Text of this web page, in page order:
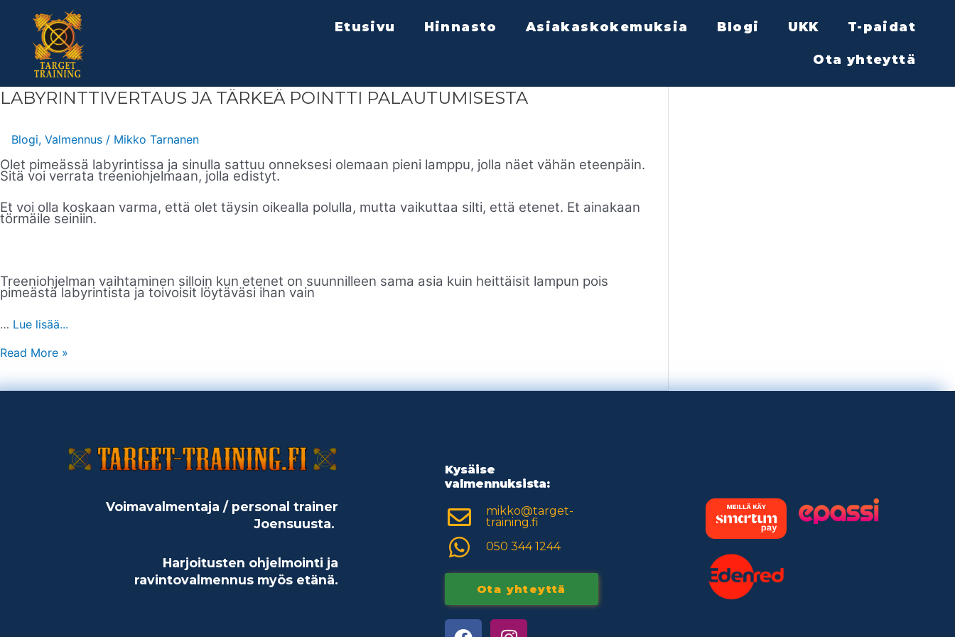
content
Etusivu Hinnasto Asiakaskokemuksia Blogi UKK T-paidat
Ota yhteyttä
LABYRINTTIVERTAUS JA TÄRKEÄ POINTTI PALAUTUMISESTA
Blogi, Valmennus / Mikko Tarnanen
Olet pimeässä labyrintissa ja sinulla sattuu onneksesi olemaan pieni lamppu, jolla näet vähän eteenpäin.
Sitä voi verrata treeniohjelmaan, jolla edistyt.
Et voi olla koskaan varma, että olet täysin oikealla polulla, mutta vaikuttaa silti, että etenet. Et ainakaan
törmäile seiniin.
Treeniohjelman vaihtaminen silloin kun etenet on suunnilleen sama asia kuin heittäisit lampun pois
pimeästä labyrintista ja toivoisit löytäväsi ihan vain
… Lue lisää...
LABYRINTTIVERTAUS
JA
PALAUTUMISESTA
Read More »
Voimavalmentaja / personal trainer
Joensuusta.
Harjoitusten ohjelmointi ja
ravintovalmennus myös etänä.
Kysäise
valmennuksista:
mikko@target-
training.fi
050 344 1244
Ota yhteyttä
F
I